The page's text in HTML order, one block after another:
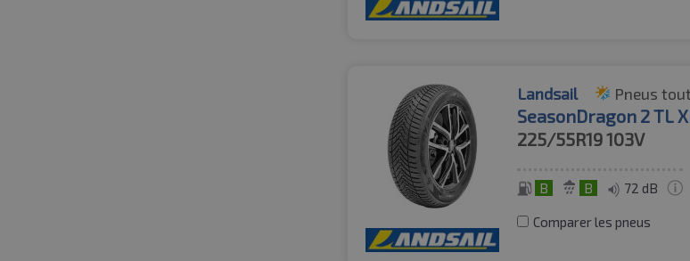
Landsail Pneus
SeasonDragon 2 TL
225/55R19103V
B B 72 dB
Comparer les pneus